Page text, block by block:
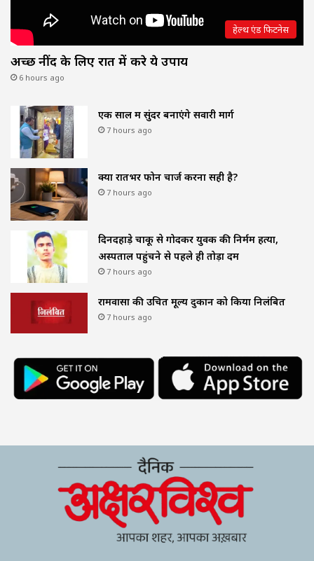
हेल्थ एंड फिटनेस
अच्छी नींद के लिए रात में करे ये उपाय
6 hours ago
एक साल में सुंदर बनाएंगे सवारी मार्ग
7 hours ago
क्या रातभर फोन चार्ज करना सही है?
7 hours ago
दिनदहाड़े चाकू से गोदकर युवक की निर्मम हत्या,
अस्पताल पहुंचने से पहले ही तोड़ा दम
7 hours ago
रामवासा की उचित मूल्य दुकान को किया निलंबित
7 hours ago